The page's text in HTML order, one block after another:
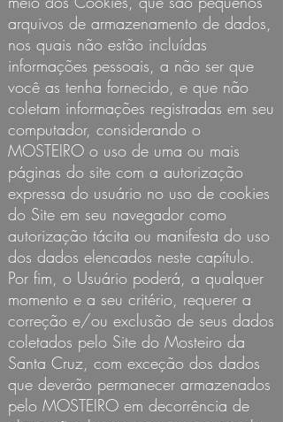
arquivos de armazenamento de dados,
nos quais não estão incluídas
informações pessoais, a não ser que
você as tenha fornecido, e que não
coletam informações registradas em seu
computador, considerando o
MOSTEIRO o uso de uma ou mais
páginas do site com a autorização
expressa do usuário no uso de cookies
do Site em seu navegador como
autorização tácita ou manifesta do uso
dos dados elencados neste capítulo.
Por fim, o Usuário poderá, a qualquer
momento e a seu critério, requerer a
correção e/ou exclusão de seus dados
coletados pelo Site do Mosteiro da
Santa Cruz, com exceção dos dados
que deverão permanecer armazenados
pelo MOSTEIRO em decorrência de